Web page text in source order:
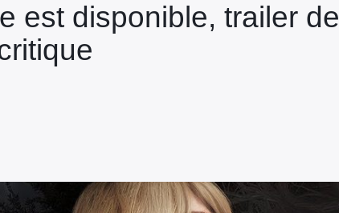
est disponible, trailer de